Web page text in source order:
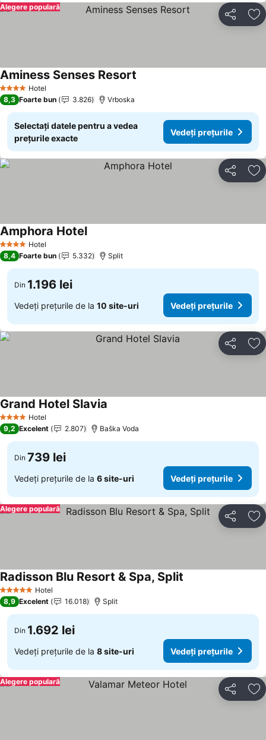
Distribuiți
Alegere populară
4 Stele Hotel
Aminess Senses Resort
8,3 Foarte bun 3.826 Vrboska
Selectați datele pentru a vedea
prețurile exacte
Vedeți prețurile
Distribuiți
4 Stele Hotel
Amphora Hotel
8,4 Foarte bun 5.332 Split
Din 1.196 lei
Vedeți prețurile de la 10 site-uri Vedeți prețurile
Distribuiți
4 Stele Hotel
Grand Hotel Slavia
9,2 Excelent 2.807 Baška Voda
Din 739 lei
Vedeți prețurile de la 6 site-uri Vedeți prețurile
Distribuiți
Alegere populară
5 Stele Hotel
Radisson Blu Resort & Spa, Split
8,9 Excelent 16.018 Split
Din 1.692 lei
Vedeți prețurile de la 8 site-uri Vedeți prețurile
Distribuiți
Alegere populară